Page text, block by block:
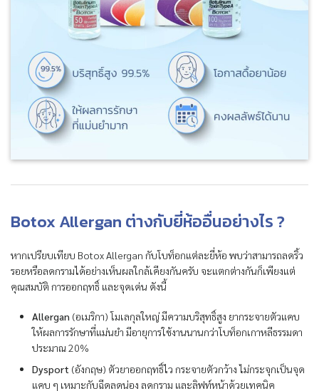
Botox Allergan ต่างกับยี่ห้ออื่นอย่างไร ?
หากเปรียบเทียบ Botox Allergan กับโบท็อกแต่ละยี่ห้อ พบว่าสามารถลดริ้ว
รอยหรือลดกรามได้อย่างเห็นผลใกล้เคียงกันครับ จะแตกต่างกันก็เพียงแต่
คุณสมบัติ การออกฤทธิ์ และจุดเด่น ดังนี้
Allergan (อเมริกา) โมเลกุลใหญ่ มีความบริสุทธิ์สูง ยากระจายตัวแคบ
ให้ผลการรักษาที่แม่นยำ มีอายุการใช้งานนานกว่าโบท็อกเกาหลีธรรมดา
ประมาณ 20%
Dysport (อังกฤษ) ตัวยาออกฤทธิ์ไว กระจายตัวกว้าง ไม่กระจุกเป็นจุด
แคบ ๆ เหมาะกับฉีดลดน่อง ลดกราม และลิฟท์หน้าด้วยเทคนิค